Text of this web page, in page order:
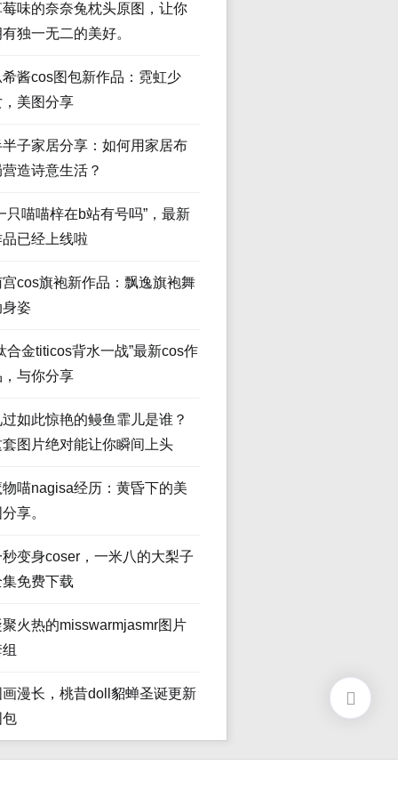
莓味的奈奈兔枕头原图，让你
独一无二的美好。
希酱cos图包新作品：霓虹少
，美图分享
半子家居分享：如何用家居布
造诗意生活？
只喵喵梓在b站有号吗”，最新
品已经上线啦
宫cos旗袍新作品：飘逸旗袍舞
身姿
合金titicos背水一战”最新cos作
，与你分享
如此惊艳的鳗鱼霏儿是谁？
套图片绝对能让你瞬间上头
物喵nagisa经历：黄昏下的美
享。
秒变身coser，一米八的大梨子
集免费下载
聚火热的misswarmjasmr图片
画漫长，桃昔doll貂蝉圣诞更新
包